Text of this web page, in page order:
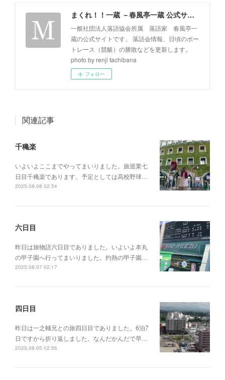
まくれ！！一蔵 －春風亭一蔵 公式サイト－
一般社団法人落語協会所属 落語家 春風亭一
蔵の公式サイトです。 落語会情報、日頃のボー
トレース（競艇）の勝敗などを更新します。
photo by renji tachibana
フォロー
関連記事
千穐楽
いよいよここまでやってまいりました。旅巡業七
日目千穐楽であります。予定としては高校野球…
2025.08.08 02:54
六日目
昨日は旅物語六日目でありました。いよいよ本丸
の甲子園へ行ってまいりました。灼熱の甲子園…
2025.08.07 02:17
四日目
昨日は一之輔兄との旅四日目でありました。6泊7
日ですから折り返しました。なんだかんだで早…
2025.08.05 02:56